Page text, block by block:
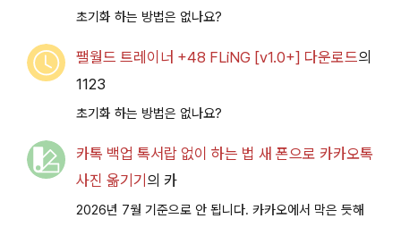
초기화 하는 방법은 없나요?
팰월드 트레이너 +48 FLiNG [v1.0+] 다운로드의
1123
초기화 하는 방법은 없나요?
카톡 백업 톡서랍 없이 하는 법 새 폰으로 카카오톡
사진 옮기기 의 카
2026년 7월 기준으로 안 됩니다. 카카오에서 막은 듯해